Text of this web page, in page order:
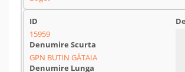
15959
GPN BUTIN GĂTAIA